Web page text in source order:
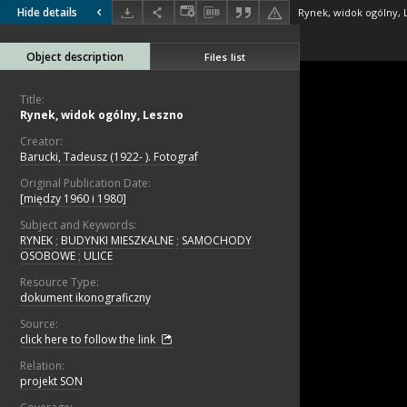
Hide details Rynek, widok ogólny,
Object description Files list
Title:
Rynek, widok ogólny, Leszno
Creator:
Barucki, Tadeusz (1922- ). Fotograf
Original Publication Date:
[między 1960 i 1980]
Subject and Keywords:
RYNEK ; BUDYNKI MIESZKALNE ; SAMOCHODY
OSOBOWE ; ULICE
Resource Type:
dokument ikonograficzny
Source:
click here to follow the link
Relation:
projekt SON